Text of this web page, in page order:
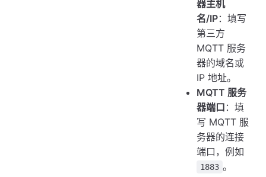
器主机
名/IP：填写
第三方
MQTT 服务
器的域名或
IP 地址。
MQTT 服务
器端口 ：填
写 MQTT 服
务器的连接
端口，例如
1883 。